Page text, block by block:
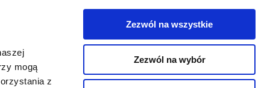
mogą
z
Zezwól na wszystkie
Zezwól na wybór